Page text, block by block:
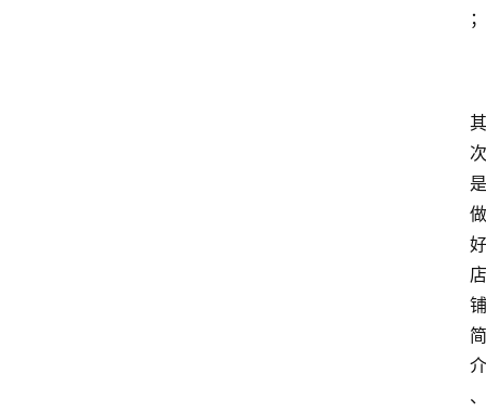
；
其
次
是
做
好
店
铺
简
介
、